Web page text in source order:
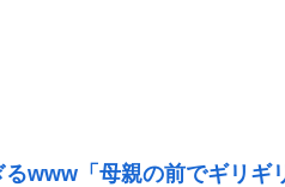
www「母親の前でギリギ